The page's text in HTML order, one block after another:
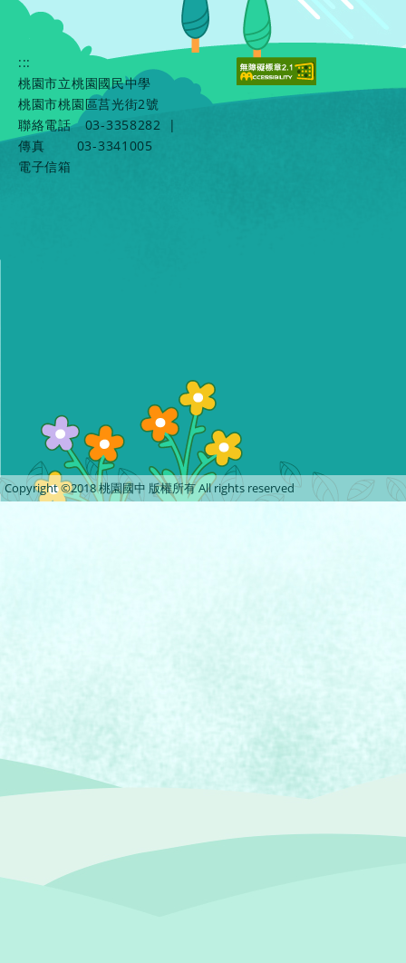
:::
桃園市立桃園國民中學
桃園市桃園區莒光街2號
聯絡電話
03-3358282
|
傳真
03-3341005
電子信箱
Copyright ©2018 桃園國中 版權所有 All rights reserved